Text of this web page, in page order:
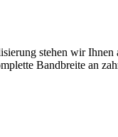
stehen wir
Bandbreite an